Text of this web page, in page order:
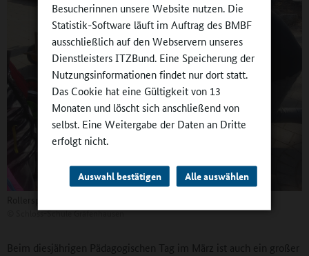
Besucherinnen unsere Website nutzen. Die
Statistik-Software läuft im Auftrag des BMBF
ausschließlich auf den Webservern unseres
Dienstleisters ITZBund. Eine Speicherung der
Nutzungsinformationen findet nur dort statt.
Das Cookie hat eine Gültigkeit von 13
Monaten und löscht sich anschließend von
selbst. Eine Weitergabe der Daten an Dritte
erfolgt nicht.
Auswahl bestätigen Alle auswählen
Schloss-Schule Gräfenhausen
Beim diesjährigen Pädagogischen Tag im März ist auch ein großer